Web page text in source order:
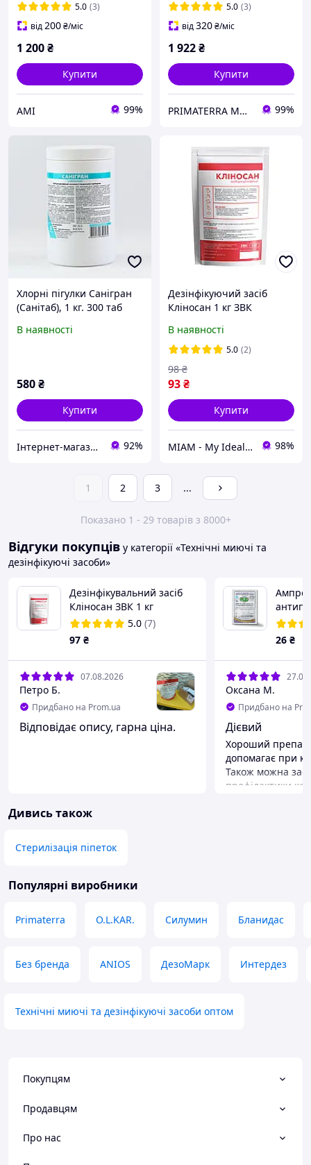
5.0 (3)
від200₴/міс
1 200₴
Купити
АМІ 99%
5.0 (3)
від320₴/міс
1 922₴
Купити
PRIMATERRA Миючі засоби 99%
Хлорні пігулки Санігран
(Санітаб), 1 кг. 300 таб
300таб.
В наявності
580₴
Купити
Інтернет-магазин АКВАМАРИН-Л 92%
Дезінфікуючий засіб
Кліносан 1 кг ЗВК
В наявності
5.0 (2)
93₴
98 ₴
Купити
MIAM - My Ideal Animal Market 98%
1 2 3 ...
Показано 1 - 29 товарів з 8000+
Відгуки покупців у категорії «Технічні миючі та
дезінфікуючі засоби»
Дезінфікувальний засіб
Кліносан ЗВК 1 кг
5.0 (7)
97 ₴
07.08.2026
Петро Б.
Придбано на Prom.ua
Відповідає опису, гарна ціна.
26 ₴
Оксана М.
Придбано на
Дієвий
Хороший
допомагає при
Також можна
профілактики
Немає.
Дивись також
Стерилізація піпеток
Популярні виробники
Primaterra O.L.KAR. Силумин Бланидас
Без бренда ANIOS ДезоМарк Интердез
Технічні миючі та дезінфікуючі засоби оптом
Покупцям
Продавцям
Про нас